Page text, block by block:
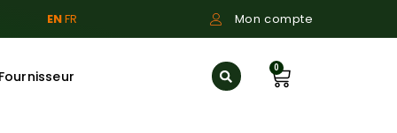
ENFR Mon compte
0